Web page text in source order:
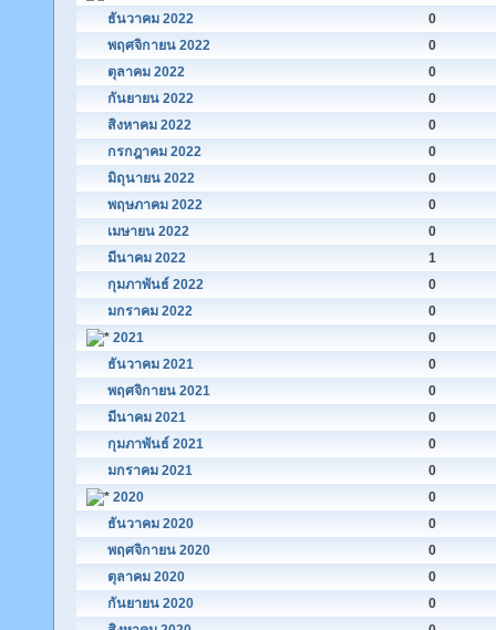
ธันวาคม 2022
0
พฤศจิกายน 2022
0
ตุลาคม 2022
0
กันยายน 2022
0
สิงหาคม 2022
0
กรกฎาคม 2022
0
มิถุนายน 2022
0
พฤษภาคม 2022
0
เมษายน 2022
0
มีนาคม 2022
1
กุมภาพันธ์ 2022
0
มกราคม 2022
0
2021
0
ธันวาคม 2021
0
พฤศจิกายน 2021
0
มีนาคม 2021
0
กุมภาพันธ์ 2021
0
มกราคม 2021
0
2020
0
ธันวาคม 2020
0
พฤศจิกายน 2020
0
ตุลาคม 2020
0
กันยายน 2020
0